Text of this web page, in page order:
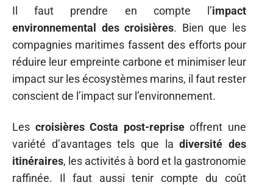
Il faut prendre en compte l’impact
environnemental des croisières. Bien que les
compagnies maritimes fassent des efforts pour
réduire leur empreinte carbone et minimiser leur
impact sur les écosystèmes marins, il faut rester
conscient de l’impact sur l’environnement.
Les croisières Costa post-repriseoffrent une
variété d’avantages tels que ladiversité des
itinéraires, les activités à bord et la gastronomie
raffinée. Il faut aussi tenir compte du coût